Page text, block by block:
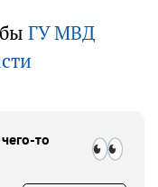
ГУ МВД
то